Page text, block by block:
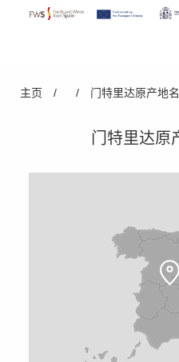
Search form
主页 / / 门特里达原产地
门特里达原